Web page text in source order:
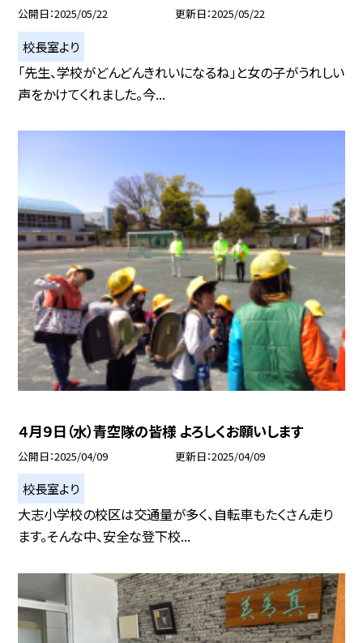
公開日 2025/05/22 更新日 2025/05/22
校長室より
「先生、学校がどんどんきれいになるね」と女の子がうれしい
声をかけてくれました。今...
４月９日（水）青空隊の皆様 よろしくお願いします
公開日 2025/04/09 更新日 2025/04/09
校長室より
大志小学校の校区は交通量が多く、自転車もたくさん走り
ます。そんな中、安全な登下校...